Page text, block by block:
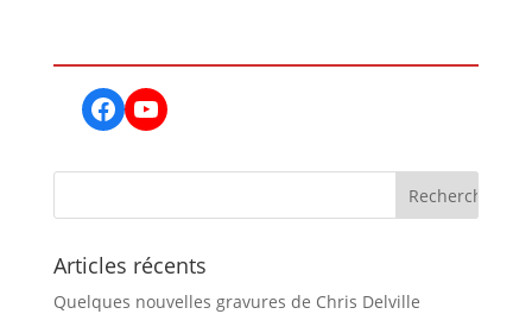
Facebook
YouTube
Articles récents
Quelques nouvelles gravures de Chris Delville